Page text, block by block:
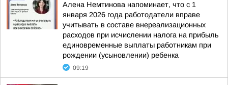
Алена Немтинова напоминает, что с 1
января 2026 года работодатели вправе
учитывать в составе внереализационных
расходов при исчислении налога на прибыль
единовременные выплаты работникам при
рождении (усыновлении) ребенка
09:19